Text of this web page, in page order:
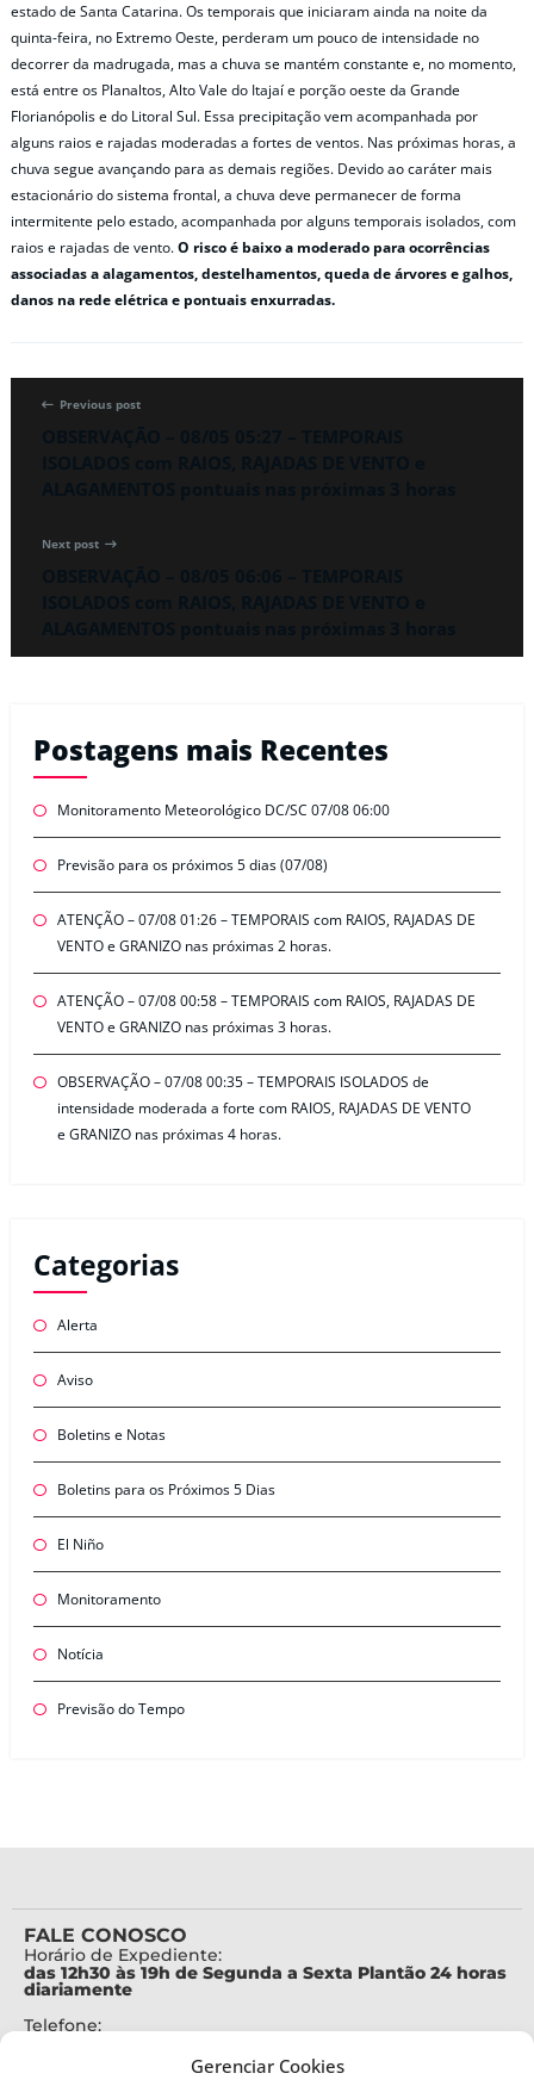
Gerenciar Cookies
estado de Santa Catarina. Os temporais que iniciaram ainda na noite da
quinta-feira, no Extremo Oeste, perderam um pouco de intensidade no
decorrer da madrugada, mas a chuva se mantém constante e, no momento,
está entre os Planaltos, Alto Vale do Itajaí e porção oeste da Grande
Florianópolis e do Litoral Sul. Essa precipitação vem acompanhada por
alguns raios e rajadas moderadas a fortes de ventos. Nas próximas horas, a
chuva segue avançando para as demais regiões. Devido ao caráter mais
estacionário do sistema frontal, a chuva deve permanecer de forma
intermitente pelo estado, acompanhada por alguns temporais isolados, com
raios e rajadas de vento.O risco é baixo a moderado para ocorrências
associadas a alagamentos, destelhamentos, queda de árvores e galhos,
danos na rede elétrica e pontuais enxurradas.
Previous post
Next post
Postagens mais Recentes
Monitoramento Meteorológico DC/SC 07/08 06:00
Previsão para os próximos 5 dias (07/08)
ATENÇÃO – 07/08 01:26 – TEMPORAIS com RAIOS, RAJADAS DE
VENTO e GRANIZO nas próximas 2 horas.
ATENÇÃO – 07/08 00:58 – TEMPORAIS com RAIOS, RAJADAS DE
VENTO e GRANIZO nas próximas 3 horas.
OBSERVAÇÃO – 07/08 00:35 – TEMPORAIS ISOLADOS de
intensidade moderada a forte com RAIOS, RAJADAS DE VENTO
e GRANIZO nas próximas 4 horas.
Categorias
Alerta
Aviso
Boletins e Notas
Boletins para os Próximos 5 Dias
El Niño
Monitoramento
Notícia
Previsão do Tempo
FALE CONOSCO
Horário de Expediente:
das 12h30 às 19h de Segunda a Sexta Plantão 24 horas
diariamente
Telefone: